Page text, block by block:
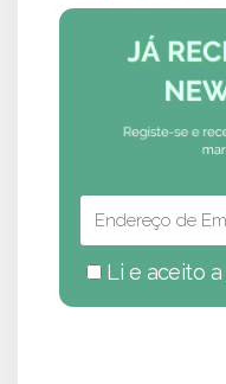
Li e aceito a